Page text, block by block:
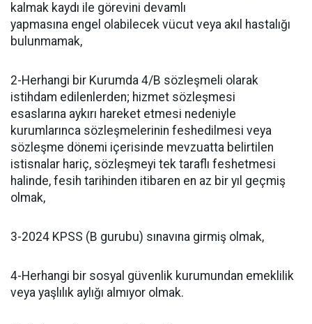
kalmak kaydı ile görevini devamlı
yapmasına engel olabilecek vücut veya akıl hastalığı
bulunmamak,
2-Herhangi bir Kurumda 4/B sözleşmeli olarak
istihdam edilenlerden; hizmet sözleşmesi
esaslarına aykırı hareket etmesi nedeniyle
kurumlarınca sözleşmelerinin feshedilmesi veya
sözleşme dönemi içerisinde mevzuatta belirtilen
istisnalar hariç, sözleşmeyi tek taraflı feshetmesi
halinde, fesih tarihinden itibaren en az bir yıl geçmiş
olmak,
3-2024 KPSS (B gurubu) sınavına girmiş olmak,
4-Herhangi bir sosyal güvenlik kurumundan emeklilik
veya yaşlılık aylığı almıyor olmak.